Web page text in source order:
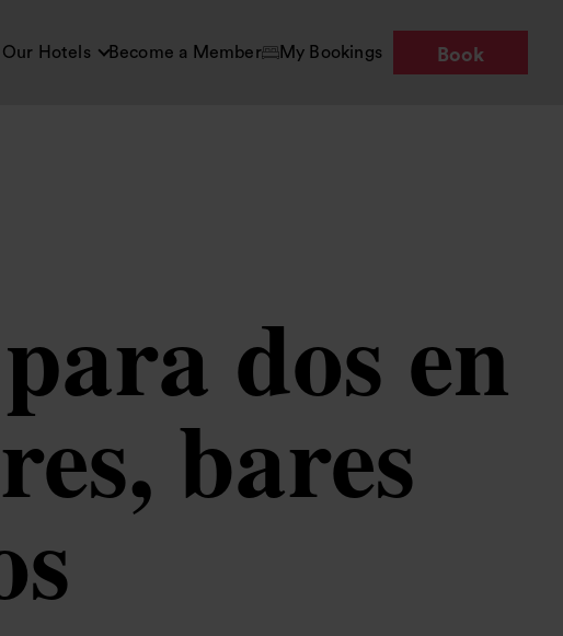
Our Hotels Become a Member My Bookings Book
dos en
bares